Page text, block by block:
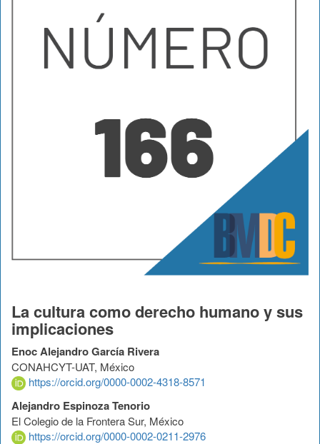
La cultura como derecho humano y sus
implicaciones
Enoc Alejandro García Rivera
CONAHCYT-UAT, México
https://orcid.org/0000-0002-4318-8571
Alejandro Espinoza Tenorio
El Colegio de la Frontera Sur, México
https://orcid.org/0000-0002-0211-2976